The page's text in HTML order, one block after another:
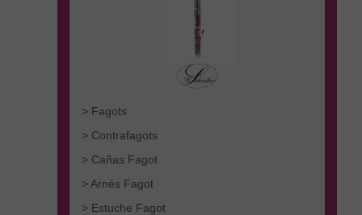
> Fagots
> Contrafagots
> Cañas Fagot
> Arnés Fagot
> Estuche Fagot